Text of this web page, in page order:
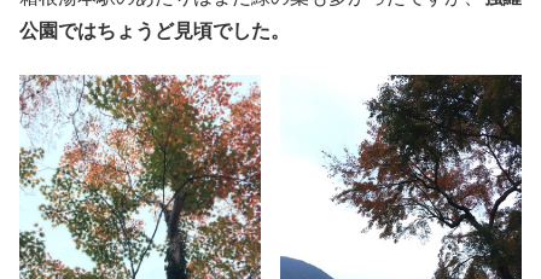
公園ではちょうど見頃でした。